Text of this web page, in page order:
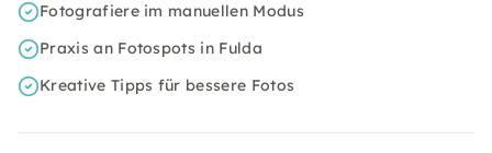
Fotografiere im manuellen Modus
Praxis an Fotospots in Fulda
Kreative Tipps für bessere Fotos